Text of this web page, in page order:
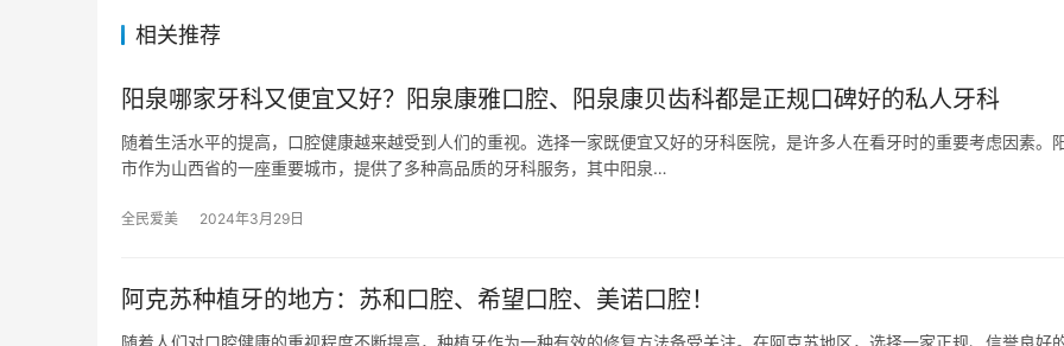
相关推荐
阳泉哪家牙科又便宜又好？阳泉康雅口腔、阳泉康贝齿科都是正规口碑好的私人牙科
随着生活水平的提高，口腔健康越来越受到人们的重视。选择一家既便宜又好的牙科医院，是许多人在看牙时的重要考虑因素。
市作为山西省的一座重要城市，提供了多种高品质的牙科服务，其中阳泉…
全民爱美 2024年3月29日
阿克苏种植牙的地方：苏和口腔、希望口腔、美诺口腔！